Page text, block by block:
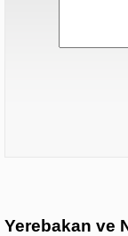
Yerebakan ve